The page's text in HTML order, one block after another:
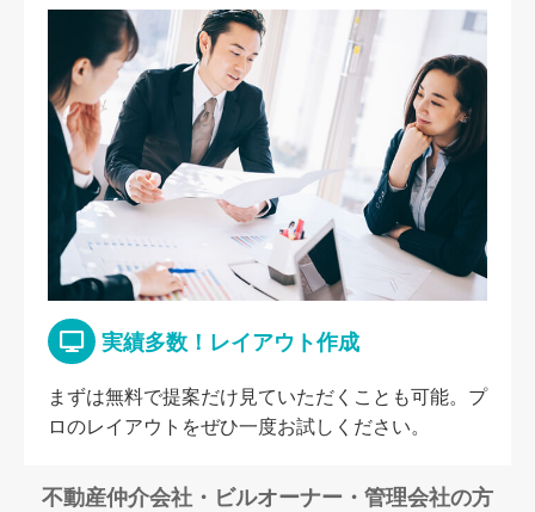
実績多数！レイアウト作成
まずは無料で提案だけ見ていただくことも可能。プ
ロのレイアウトをぜひ一度お試しください。
不動産仲介会社・ビルオーナー・管理会社の方